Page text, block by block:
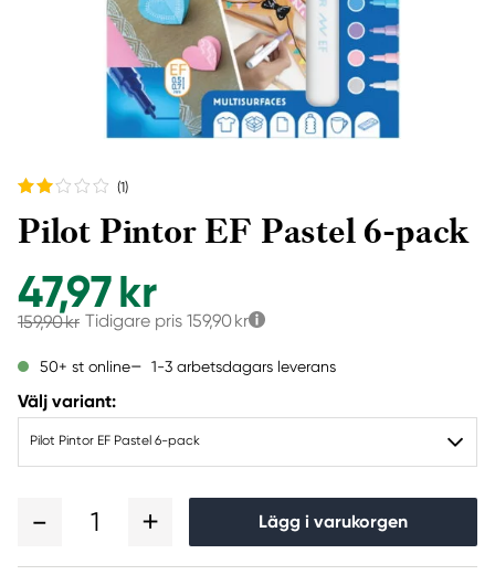
(1)
Pilot Pintor EF Pastel 6-pack
47,97 kr
159,90 kr Tidigare pris 159,90 kr
50+ st online 1-3 arbetsdagars leverans
Välj variant:
Pilot Pintor EF Pastel 6-pack
1 Lägg i varukorgen